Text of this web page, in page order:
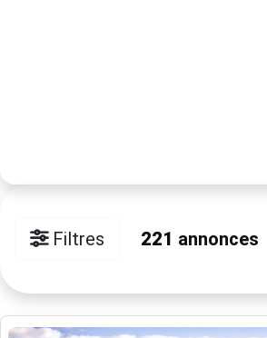
Filtres 221 annonces